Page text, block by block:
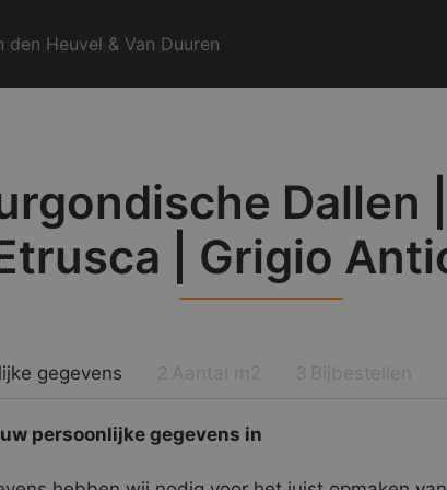
den Heuvel & Van Duuren
Dallen
| Grigio
gegevens
persoonlijke gegevens in